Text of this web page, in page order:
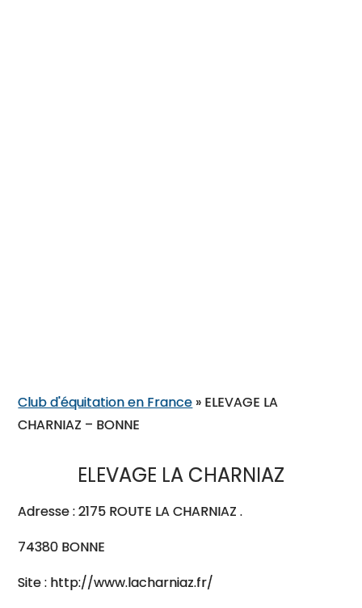
Club d'équitation en France » ELEVAGE LA
CHARNIAZ – BONNE
ELEVAGE LA CHARNIAZ
Adresse : 2175 ROUTE LA CHARNIAZ .
74380 BONNE
Site : http://www.lacharniaz.fr/